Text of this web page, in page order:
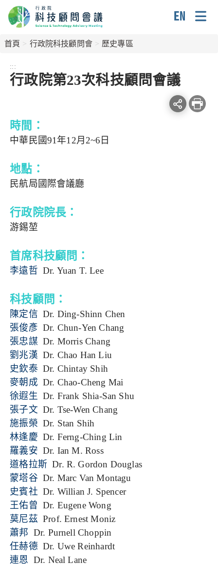
到
要
首頁 行政院科技顧問會 歷史專區
:::
行政院第23次科技顧問會議
Facebook
line
列
時間：
中華民國91年12月2~6日
地點：
民航局國際會議廳
行政院院長：
游錫堃
首席科技顧問：
李遠哲Dr. Yuan T. Lee
科技顧問：
陳定信Dr. Ding-Shinn Chen
張俊彥Dr. Chun-Yen Chang
張忠謀Dr. Morris Chang
劉兆漢Dr. Chao Han Liu
史欽泰Dr. Chintay Shih
麥朝成Dr. Chao-Cheng Mai
徐遐生Dr. Frank Shia-San Shu
張子文Dr. Tse-Wen Chang
施振榮Dr. Stan Shih
林逢慶Dr. Ferng-Ching Lin
羅義安Dr. Ian M. Ross
道格拉斯Dr. R. Gordon Douglas
蒙塔谷Dr. Marc Van Montagu
史賓社Dr. Willian J. Spencer
王佑曾Dr. Eugene Wong
莫尼茲Prof. Ernest Moniz
蕭邦 Dr. Purnell Choppin
任赫德Dr. Uwe Reinhardt
連恩 Dr. Neal Lane